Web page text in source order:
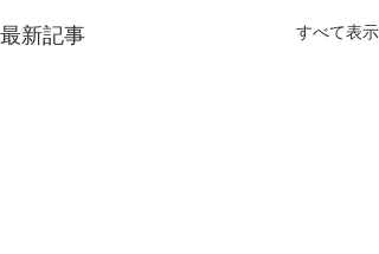
最新記事 すべて表示